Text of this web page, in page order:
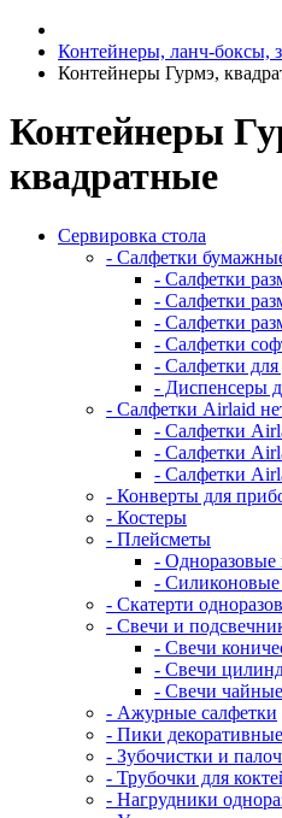
Контейнеры, ланч-боксы,
Контейнеры Гурмэ,
Контейнеры
квадратные
Сервировка стола
- Салфетки
- Салфетки
- Салфетки
- Салфетки
- Салфетки
- Салфетки для
- Диспенсеры
- Салфетки Airlaid
- Салфетки
- Салфетки
- Салфетки
- Конверты для
- Костеры
- Плейсметы
- Одноразовые
- Силиконовые
- Скатерти
- Свечи и
- Свечи
- Свечи
- Свечи чайные
- Ажурные салфетки
- Пики
- Зубочистки и
- Трубочки для
- Нагрудники